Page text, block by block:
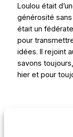
Loulou était
générosité sans
était un
pour
idées. Il rejoint
savons
hier et pour